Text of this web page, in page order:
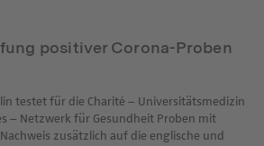
positiver Corona-Proben
testet für die Charité – Universitätsmedizin
– Netzwerk für Gesundheit Proben mit
zusätzlich auf die englische und